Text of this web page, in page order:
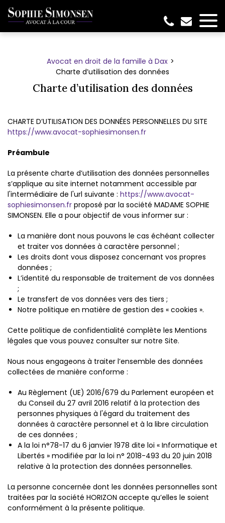
Avocat en droit de la famille à Dax
Charte d’utilisation des données
Charte d’utilisation des données
CHARTE D’UTILISATION DES DONNÉES PERSONNELLES DU SITE
https://www.avocat-sophiesimonsen.fr
Préambule
La présente charte d’utilisation des données personnelles
s’applique au site internet notamment accessible par
l'intermédiaire de l'url suivante : https://www.avocat-
sophiesimonsen.fr proposé par la société MADAME SOPHIE
SIMONSEN. Elle a pour objectif de vous informer sur :
La manière dont nous pouvons le cas échéant collecter
et traiter vos données à caractère personnel ;
Les droits dont vous disposez concernant vos propres
données ;
L’identité du responsable de traitement de vos données
;
Le transfert de vos données vers des tiers ;
Notre politique en matière de gestion des « cookies ».
Cette politique de confidentialité complète les Mentions
légales que vous pouvez consulter sur notre Site.
Nous nous engageons à traiter l’ensemble des données
collectées de manière conforme :
Au Règlement (UE) 2016/679 du Parlement européen et
du Conseil du 27 avril 2016 relatif à la protection des
personnes physiques à l'égard du traitement des
données à caractère personnel et à la libre circulation
de ces données ;
A la loi n°78-17 du 6 janvier 1978 dite loi « Informatique et
Libertés » modifiée par la loi n° 2018-493 du 20 juin 2018
relative à la protection des données personnelles.
La personne concernée dont les données personnelles sont
traitées par la société HORIZON accepte qu’elles le soient
conformément à la présente politique.
Panneau de gestion des cookies